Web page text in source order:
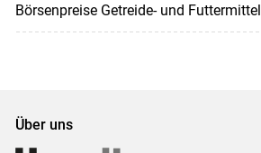
Börsenpreise Getreide- und Futtermittel
Über uns